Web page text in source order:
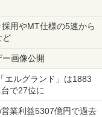
用やMT仕様の5速から
ど
画像公開
エルグランド」は1883
で27位に
業利益5307億円で過去